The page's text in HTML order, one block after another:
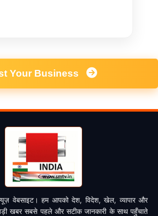
Your Business
वेबसाइट। हम आपको देश, विदेश, खेल, व्यापार और
खबर सबसे पहले और सटीक जानकारी के साथ पहुँचाते